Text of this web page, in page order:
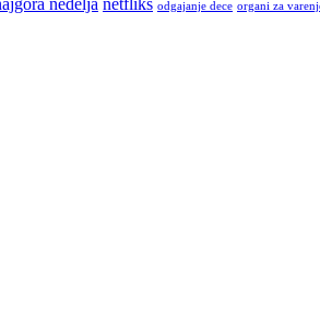
odgajanje dece organi za